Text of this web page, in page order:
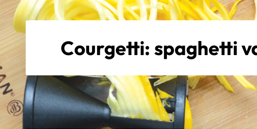
Courgetti: spaghetti